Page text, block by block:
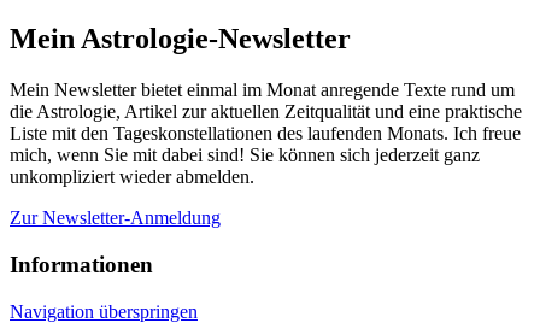
Mein Astrologie-Newsletter
Mein Newsletter bietet einmal im Monat anregende Texte rund um
die Astrologie, Artikel zur aktuellen Zeitqualität und eine praktische
Liste mit den Tageskonstellationen des laufenden Monats. Ich freue
mich, wenn Sie mit dabei sind! Sie können sich jederzeit ganz
unkompliziert wieder abmelden.
Zur Newsletter-Anmeldung
Informationen
Navigation überspringen